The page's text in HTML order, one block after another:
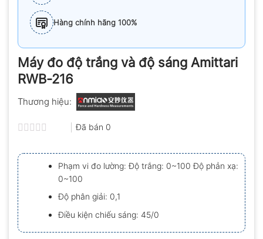
Hàng chính hãng 100%
Máy đo độ trắng và độ sáng Amittari
RWB-216
Thương hiệu:
xếp
hạng
0.0
5
sao
Đã bán 0
Phạm vi đo lường: Độ trắng: 0~100 Độ phản xạ:
0~100
Độ phân giải: 0,1
Điều kiện chiếu sáng: 45/0